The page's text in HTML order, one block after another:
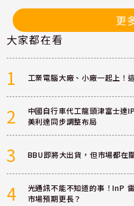
更
大家都在看
1 工業電腦大廠、小廠一起上！
2
中國自行車代工龍頭津富士達
美利達同步調整布局
3 BBU即將大出貨，但市場都在
4
光通訊不能不知道的事！InP
市場預期更長？